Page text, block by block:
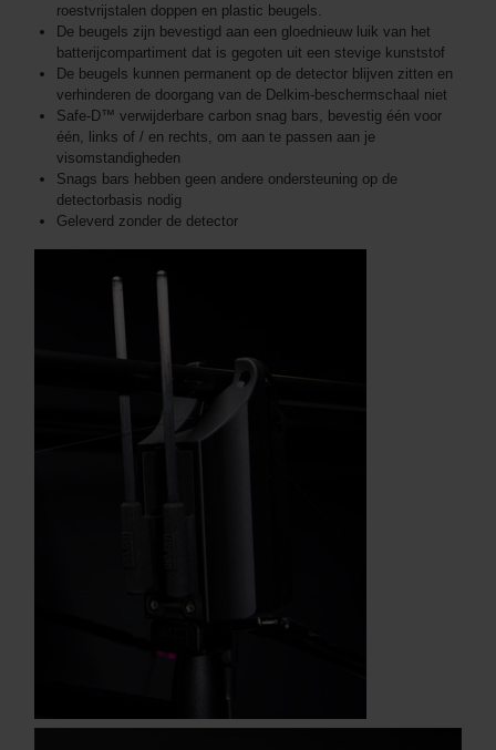
roestvrijstalen doppen en plastic beugels.
De beugels zijn bevestigd aan een gloednieuw luik van het
batterijcompartiment dat is gegoten uit een stevige kunststof
De beugels kunnen permanent op de detector blijven zitten en
verhinderen de doorgang van de Delkim-beschermschaal niet
Safe-D™ verwijderbare carbon snag bars, bevestig één voor
één, links of / en rechts, om aan te passen aan je
visomstandigheden
Snags bars hebben geen andere ondersteuning op de
detectorbasis nodig
Geleverd zonder de detector